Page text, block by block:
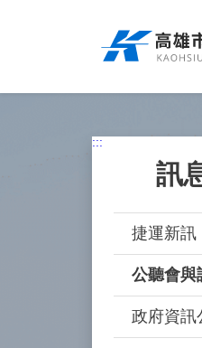
:::
訊
捷運新訊
公聽會與
政府資訊